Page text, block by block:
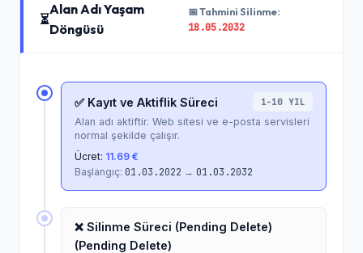
⏳
Alan Adı Yaşam
Döngüsü
📅 Tahmini Silinme:
18.05.2032
✅ Kayıt ve Aktiflik Süreci 1-10 YIL
Alan adı aktiftir. Web sitesi ve e-posta servisleri
normal şekilde çalışır.
Ücret: 11.69 €
Başlangıç: 01.03.2022 → 01.03.2032
❌ Silinme Süreci (Pending Delete)
(Pending Delete)